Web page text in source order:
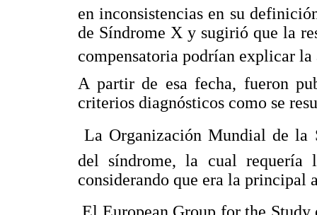
en inconsistencias en su
de Síndrome X y sugirió que la
compensatoria podrían explicar la
A partir de esa fecha, fueron
criterios diagnósticos como se
 La Organización Mundial de la
del síndrome, la cual requería
considerando que era la
 El European Group for the